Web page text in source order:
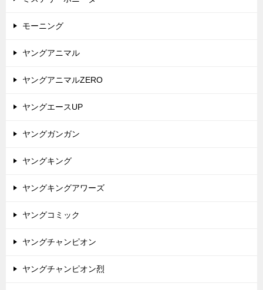
モーニング
ヤングアニマル
ヤングアニマルZERO
ヤングエースUP
ヤングガンガン
ヤングキング
ヤングキングアワーズ
ヤングコミック
ヤングチャンピオン
ヤングチャンピオン烈